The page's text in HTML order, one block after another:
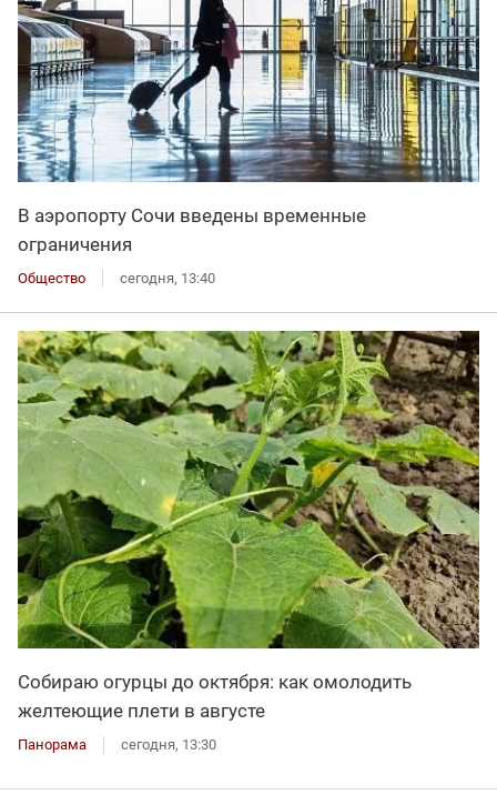
В аэропорту Сочи введены временные
ограничения
Общество сегодня, 13:40
Собираю огурцы до октября: как омолодить
желтеющие плети в августе
Панорама сегодня, 13:30